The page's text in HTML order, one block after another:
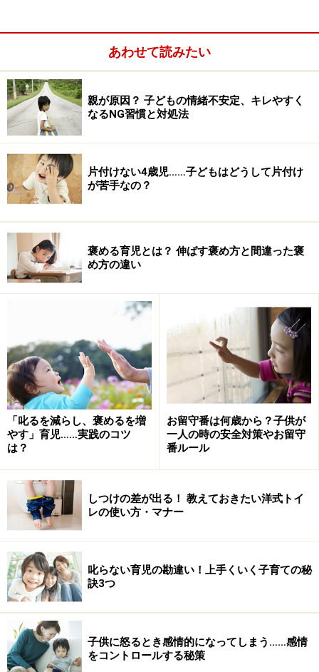
トイレトレーニングを始める時期
おしっこの間隔が開いてくるようになれば、そろそろトイレ
トレーニング開始
■2歳以降になったら
膀胱にある程度おしっこをためることができるようにな
ってくるのが2歳代です。
もちろん、個人差もあるので一概には言えませんが、一
は少なく、長期化する場合が多くなっています。
■言葉が話せるようになったら
「おトイレ」「おしっこ」「しーしー」などトイレに行
きたいということを伝えられればOKです。
■尿の間隔が2～3時間になったら
■夏になったら
・薄着なので、トイレに行きやすい
あわせて読みたい
親が原因？ 子どもの情緒不安定、キレやすく
なるNG習慣と対処法
片付けない4歳児……子どもはどうして片付け
が苦手なの？
褒める育児とは？ 伸ばす褒め方と間違った褒
め方の違い
「叱るを減らし、褒めるを増
やす」育児……実践のコツ
は？
お留守番は何歳から？子供が
一人の時の安全対策やお留守
番ルール
しつけの差が出る！ 教えておきたい洋式トイ
レの使い方・マナー
叱らない育児の勘違い！上手くいく子育ての秘
訣3つ
子供に怒るとき感情的になってしまう……感情
をコントロールする秘策